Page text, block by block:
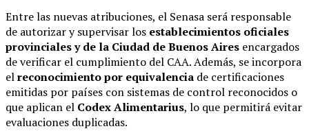
Entre las nuevas atribuciones, el Senasa será responsable
de autorizar y supervisar los establecimientos oficiales
provinciales y de la Ciudad de Buenos Aires encargados
de verificar el cumplimiento del CAA. Además, se incorpora
elreconocimiento por equivalencia de certificaciones
emitidas por países con sistemas de control reconocidos o
que aplican el Codex Alimentarius, lo que permitirá evitar
evaluaciones duplicadas.